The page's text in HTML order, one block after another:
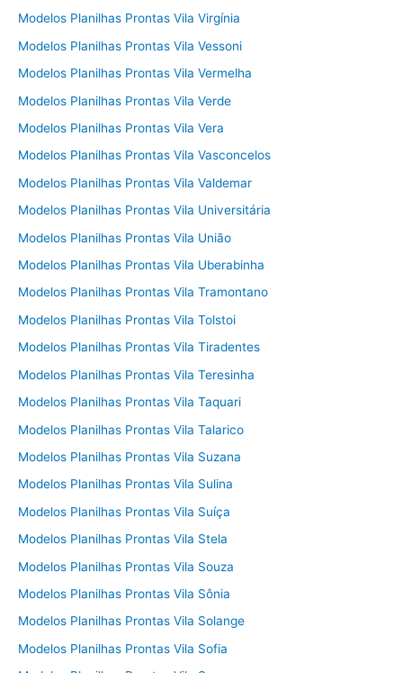
Modelos Planilhas Prontas Vila Virgínia
Modelos Planilhas Prontas Vila Vessoni
Modelos Planilhas Prontas Vila Vermelha
Modelos Planilhas Prontas Vila Verde
Modelos Planilhas Prontas Vila Vera
Modelos Planilhas Prontas Vila Vasconcelos
Modelos Planilhas Prontas Vila Valdemar
Modelos Planilhas Prontas Vila Universitária
Modelos Planilhas Prontas Vila União
Modelos Planilhas Prontas Vila Uberabinha
Modelos Planilhas Prontas Vila Tramontano
Modelos Planilhas Prontas Vila Tolstoi
Modelos Planilhas Prontas Vila Tiradentes
Modelos Planilhas Prontas Vila Teresinha
Modelos Planilhas Prontas Vila Taquari
Modelos Planilhas Prontas Vila Talarico
Modelos Planilhas Prontas Vila Suzana
Modelos Planilhas Prontas Vila Sulina
Modelos Planilhas Prontas Vila Suíça
Modelos Planilhas Prontas Vila Stela
Modelos Planilhas Prontas Vila Souza
Modelos Planilhas Prontas Vila Sônia
Modelos Planilhas Prontas Vila Solange
Modelos Planilhas Prontas Vila Sofia